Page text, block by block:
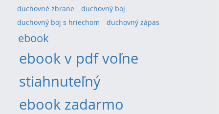
duchovné zbrane
duchovný boj
duchovný boj s hriechom
duchovný zápas
ebook
ebook v pdf voľne
stiahnuteľný
ebook zadarmo